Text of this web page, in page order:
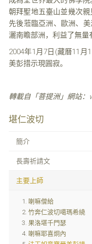
堪仁波切
簡介
長壽祈請文
主要上師
喇嘛僧給
竹奔仁波切噶瑪希繞
果洛堪千門瑟
喇嘛耶喜炯內
朝拜聖地五臺山並幾次
先後蒞臨亞洲、歐洲、
灑南瞻部洲，利益了無量
2004年1月7日(藏曆11月
美彭措示現圓寂。
轉載自「菩提洲」網站：